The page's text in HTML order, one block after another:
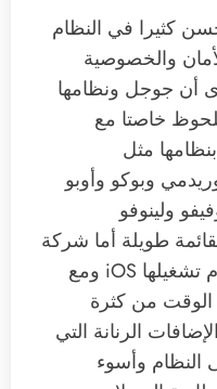
كثيرا في النظام
والخصوصية
أن جوجل ونظامها
خاصتا مع
مثل
وبوكو وأوبو
ولينوفو
طويلة أما شركة
آبل سر قوتها هو نظام تشغيلها iOS ومع
الوقت من كثرة
الرنانة التي
النظام وأسوء